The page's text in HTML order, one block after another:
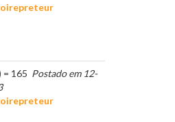
= 165 Postado em 12-